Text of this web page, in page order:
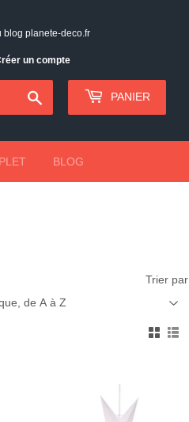
blog planete-deco.fr
un compte
Chercher PANIER
BLOG
Trier par